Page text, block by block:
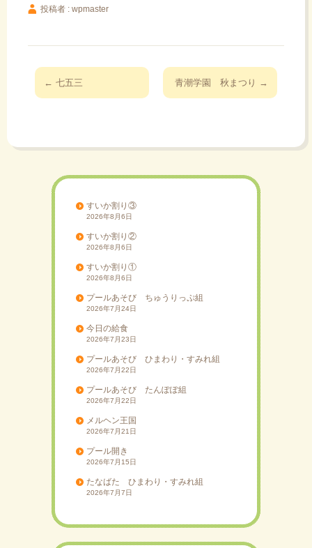
投稿者 : wpmaster
投
稿
ゲ
← 七五三 青潮学園 秋まつり →
すいか割り③
2026年8月6日
すいか割り②
2026年8月6日
すいか割り①
2026年8月6日
プールあそび ちゅうりっぷ組
2026年7月24日
今日の給食
2026年7月23日
プールあそび ひまわり・すみれ組
2026年7月22日
プールあそび たんぽぽ組
2026年7月22日
メルヘン王国
2026年7月21日
プール開き
2026年7月15日
たなばた ひまわり・すみれ組
2026年7月7日